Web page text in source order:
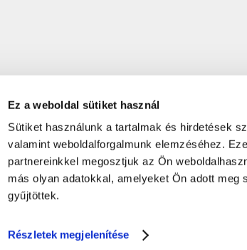
Ez a weboldal sütiket használ
Sütiket használunk a tartalmak és hirdetések
valamint weboldalforgalmunk elemzéséhez.
partnereinkkel megosztjuk az Ön
más olyan adatokkal, amelyeket Ön adott
gyűjtöttek.
Részletek megjelenítése